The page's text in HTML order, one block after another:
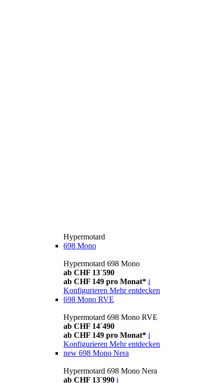
Hypermotard
698 Mono
Hypermotard 698 Mono
ab CHF 13´590
ab CHF 149 pro Monat* i
Konfigurieren Mehr entdecken
698 Mono RVE
Hypermotard 698 Mono RVE
ab CHF 14´490
ab CHF 149 pro Monat* i
Konfigurieren Mehr entdecken
new 698 Mono Nera
Hypermotard 698 Mono Nera
ab CHF 13´990 i